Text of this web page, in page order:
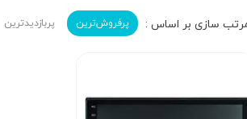
پرفروش‌ترین‌ پربازدیدترین